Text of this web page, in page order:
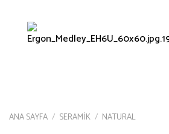
ANA SAYFA / SERAMIK / NATURAL